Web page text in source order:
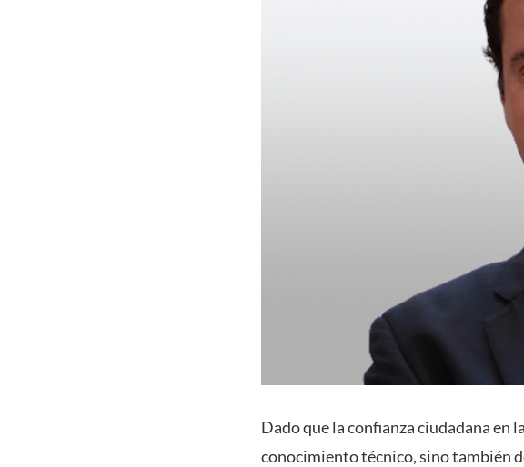
Dado que la confianza ciudadana
conocimiento técnico, sino también